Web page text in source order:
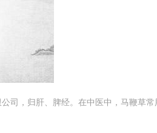
司，归肝、脾经。在中医中，马鞭草常